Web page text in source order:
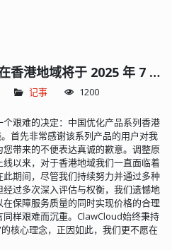
Claw中国优化产品系列在香港地域将于 2025 年 7 月 30 日下线
记事 1200
艰难的决定：中国优化产品系列香港
首先非常感谢该系列产品的用户对我
带来的不便表达真诚的歉意。调整原
以来，对于香港地域我们一直面临着
期间，尽管我们持续努力并通过多种
过多次深入评估与权衡，我们遗憾地
保障服务质量的同时实现价格的合理
样艰难而沉重。ClawCloud始终秉持
核心理念，正因如此，我们更不愿在